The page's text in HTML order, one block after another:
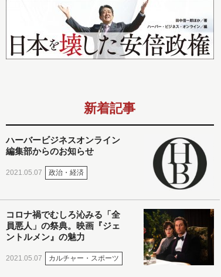
新着記事
ハーバービジネスオンライン
編集部からのお知らせ
2021.05.07 政治・経済
コロナ禍でむしろ沁みる「全
員悪人」の祭典。映画『ジェ
ントルメン』の魅力
2021.05.07 カルチャー・スポーツ